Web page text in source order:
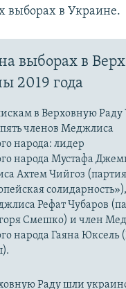
выборах в Украине.
выборах в
2019 года
в Верховную
членов Меджлиса
народа: лидер
народа Мустафа
Ахтем Чийгоз
солидарность»),
Рефат Чубаров
Смешко) и член
народа Гаяна Юксель
Раду шли